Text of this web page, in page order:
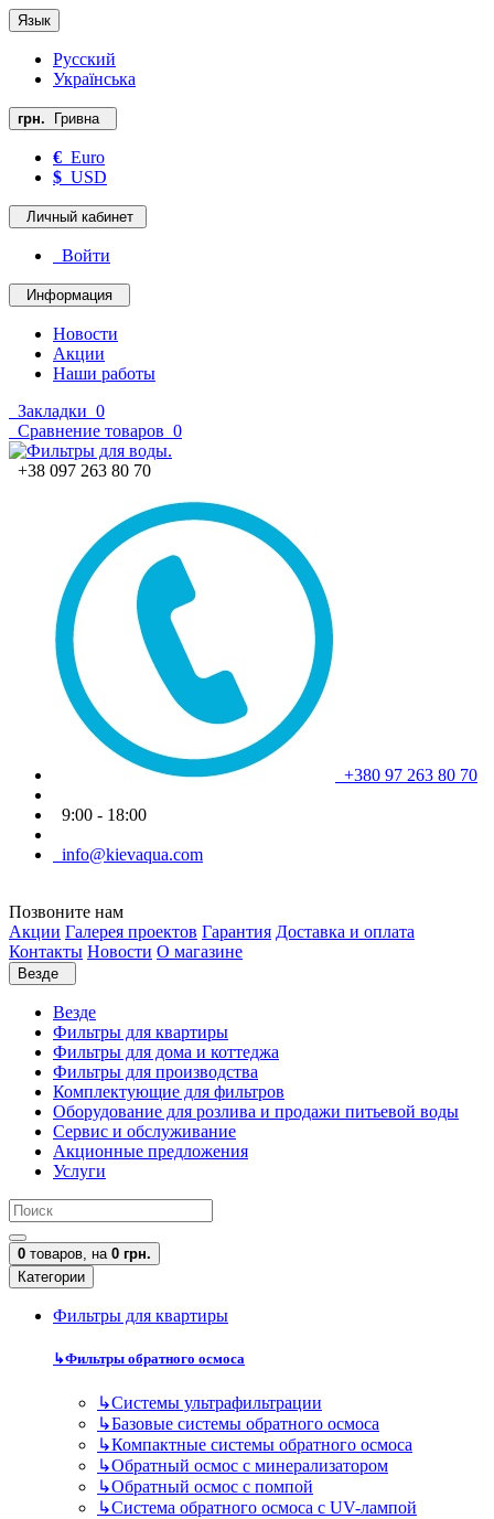
Язык
Русский
Українська
грн. Гривна
€ Euro
$ USD
Личный кабинет
Войти
Информация
Новости
Акции
Наши работы
Закладки 0
Сравнение товаров 0
+38 097 263 80 70
+380 97 263 80 70
9:00 - 18:00
info@kievaqua.com
Позвоните нам
Акции Галерея проектов Гарантия Доставка и оплата
Контакты Новости О магазине
Везде
Везде
Фильтры для квартиры
Фильтры для дома и коттеджа
Фильтры для производства
Комплектующие для фильтров
Оборудование для розлива и продажи питьевой воды
Сервис и обслуживание
Акционные предложения
Услуги
0 товаров, на 0 грн.
Категории
Фильтры для квартиры
↳Фильтры обратного осмоса
↳Cистемы ультрафильтрации
↳Базовые системы обратного осмоса
↳Компактные системы обратного осмоса
↳Обратный осмос с минерализатором
↳Обратный осмос с помпой
↳Система обратного осмоса с UV-лампой